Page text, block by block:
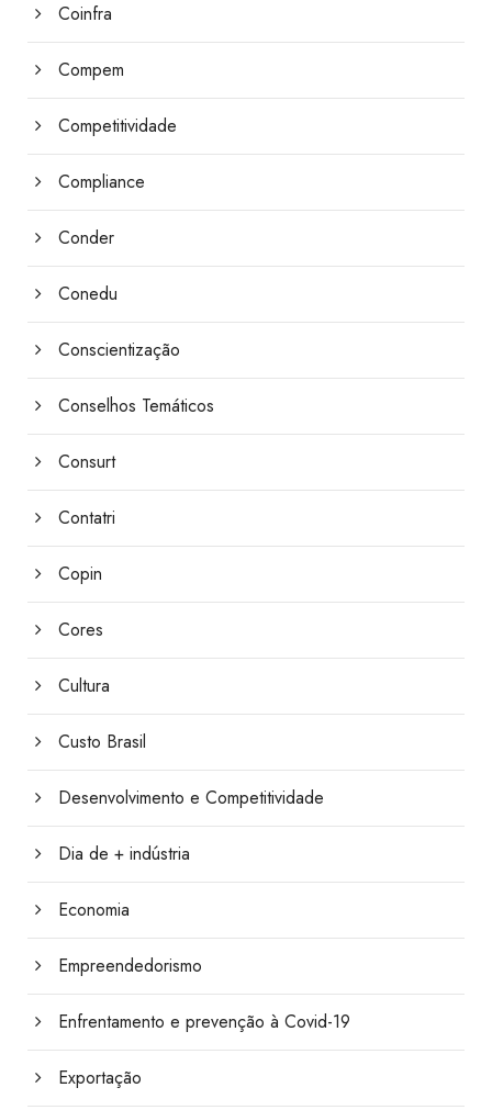
Coinfra
Compem
Competitividade
Compliance
Conder
Conedu
Conscientização
Conselhos Temáticos
Consurt
Contatri
Copin
Cores
Cultura
Custo Brasil
Desenvolvimento e Competitividade
Dia de + indústria
Economia
Empreendedorismo
Enfrentamento e prevenção à Covid-19
Exportação